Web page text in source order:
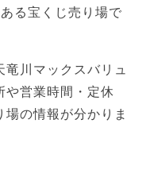
る宝くじ売り場で
川マックスバリュ
や営業時間・定休
の情報が分かりま